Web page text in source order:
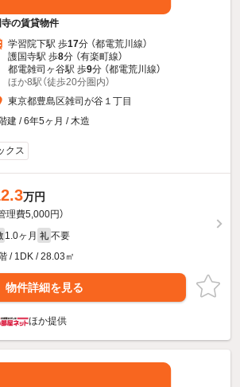
の賃貸物件
学習院下駅 歩17分 （都電荒川線）
護国寺駅 歩8分 （有楽町線）
都電雑司ヶ谷駅 歩9分 （都電荒川線）
ほか8駅（徒歩20分圏内）
東京都豊島区雑司が谷１丁目
建 / 6年5ヶ月 / 木造
クス
万円
管理費5,000円）
1.0ヶ月 礼 不要
/ 1DK / 28.03㎡
物件詳細を見る
ほか提供